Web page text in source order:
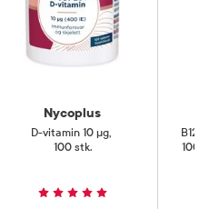
Nycoplus
D-vitamin 10 µg,
100 stk.
B12-